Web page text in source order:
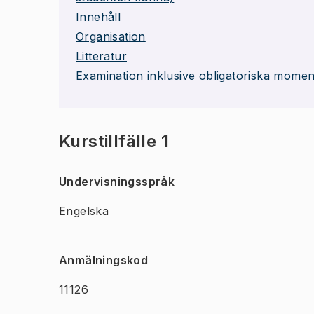
Innehåll
Organisation
Litteratur
Examination inklusive obligatoriska
Kurstillfälle 1
Undervisningsspråk
Engelska
Anmälningskod
11126